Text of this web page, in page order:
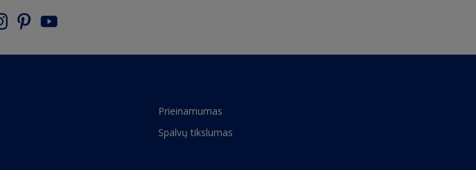
Prieinamumas
Spalvų tikslumas